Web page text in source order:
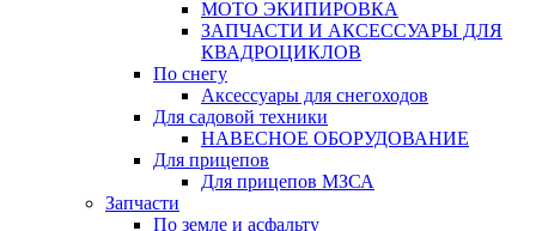
МОТО ЭКИПИРОВКА
ЗАПЧАСТИ И АКСЕССУАРЫ ДЛЯ
КВАДРОЦИКЛОВ
По снегу
Аксессуары для снегоходов
Для садовой техники
НАВЕСНОЕ ОБОРУДОВАНИЕ
Для прицепов
Для прицепов МЗСА
Запчасти
По земле и асфальту